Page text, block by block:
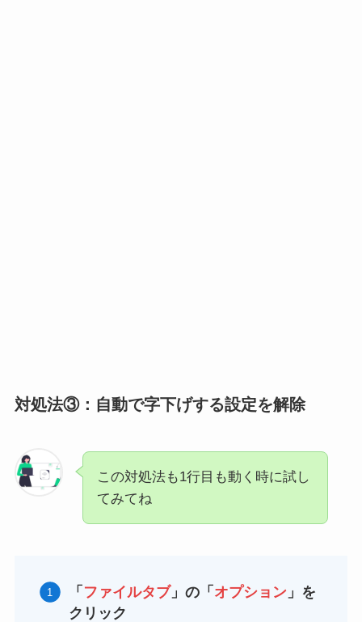
対処法③：自動で字下げする設定を解除
この対処法も1行目も動く時に試し
てみてね
「 ファイルタブ」の「 オプション 」を
クリック